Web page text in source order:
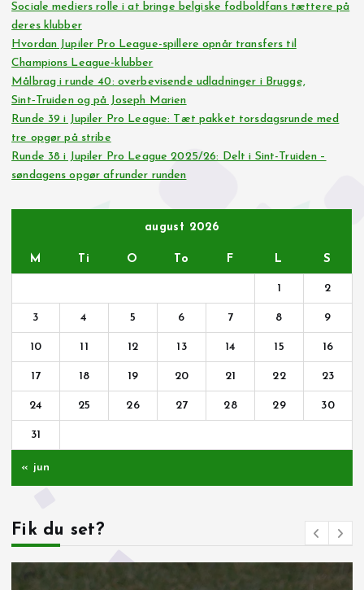
Sociale mediers rolle i at bringe belgiske fodboldfans tættere på
deres klubber
Hvordan Jupiler Pro League-spillere opnår transfers til
Champions League-klubber
Målbrag i runde 40: overbevisende udladninger i Brugge,
Sint‑Truiden og på Joseph Marien
Runde 39 i Jupiler Pro League: Tæt pakket torsdagsrunde med
tre opgør på stribe
Runde 38 i Jupiler Pro League 2025/26: Delt i Sint-Truiden –
søndagens opgør afrunder runden
august 2026
M Ti O To F L S
1 2
3 4 5 6 7 8 9
10 11 12 13 14 15 16
17 18 19 20 21 22 23
24 25 26 27 28 29 30
31
« jun
Fik du set?